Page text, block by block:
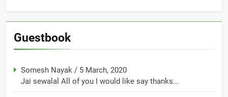
Guestbook
Somesh Nayak / 5 March, 2020
Jai sewalal All of you I would like say thanks...